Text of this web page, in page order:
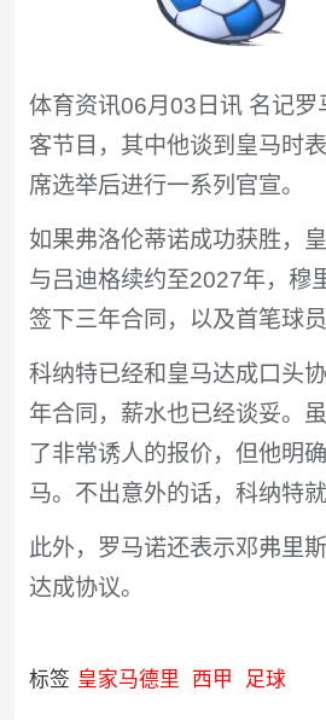
体育资讯06月03日讯 名记罗
客节目，其中他谈到皇马时
席选举后进行一系列官宣。
如果弗洛伦蒂诺成功获胜，
与吕迪格续约至2027年，穆
签下三年合同，以及首笔球
科纳特已经和皇马达成口头
年合同，薪水也已经谈妥。
了非常诱人的报价，但他明
马。不出意外的话，科纳特
此外，罗马诺还表示邓弗里
达成协议。
标签 皇家马德里 西甲 足球